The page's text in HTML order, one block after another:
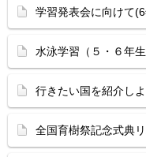
学習発表会に向けて
水泳学習（５・６年生
行きたい国を紹介しよ
全国育樹祭記念式典